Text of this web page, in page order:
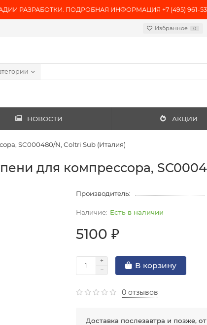
РАЗРАБОТКИ. ПОДРОБНАЯ ИНФОРМАЦИЯ +7 (495) 961-53-
Избранное 0
НОВОСТИ АКЦИИ
SС000480/N, Coltri Sub (Италия)
для компрессора,
Производитель:
Есть в наличии
5100 ₽
В корзину
0 отзывов
Доставка послезавтра и позже,